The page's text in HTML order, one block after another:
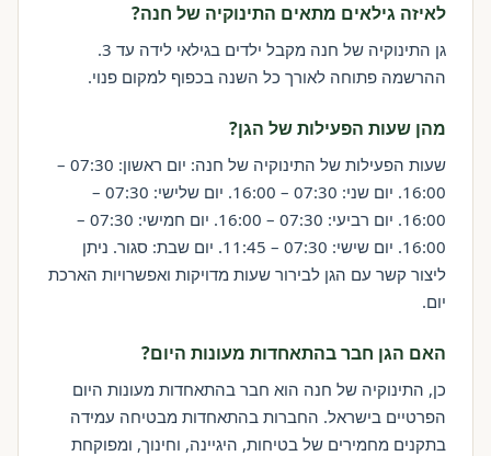
לאיזה גילאים מתאים התינוקיה של חנה?
גן התינוקיה של חנה מקבל ילדים בגילאי לידה עד 3.
ההרשמה פתוחה לאורך כל השנה בכפוף למקום פנוי.
מהן שעות הפעילות של הגן?
שעות הפעילות של התינוקיה של חנה: יום ראשון: 07:30 –
16:00. יום שני: 07:30 – 16:00. יום שלישי: 07:30 –
16:00. יום רביעי: 07:30 – 16:00. יום חמישי: 07:30 –
16:00. יום שישי: 07:30 – 11:45. יום שבת: סגור. ניתן
ליצור קשר עם הגן לבירור שעות מדויקות ואפשרויות הארכת
יום.
האם הגן חבר בהתאחדות מעונות היום?
כן, התינוקיה של חנה הוא חבר בהתאחדות מעונות היום
הפרטיים בישראל. החברות בהתאחדות מבטיחה עמידה
בתקנים מחמירים של בטיחות, היגיינה, וחינוך, ומפוקחת